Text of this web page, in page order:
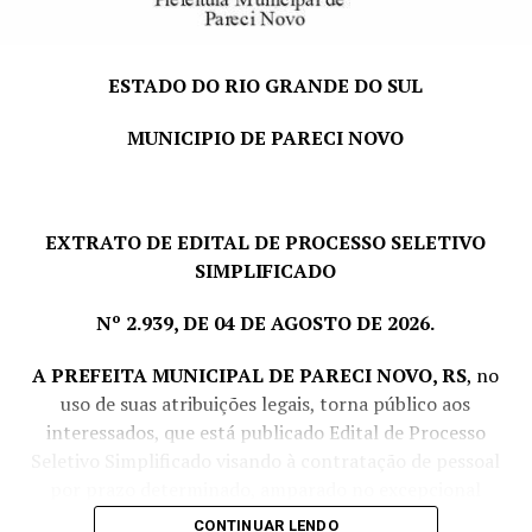
ESTADO DO RIO GRANDE DO SUL
MUNICIPIO DE PARECI NOVO
EXTRATO DE EDITAL DE PROCESSO SELETIVO
SIMPLIFICADO
Nº 2.939, DE 04 DE AGOSTO DE 2026.
A PREFEITA MUNICIPAL DE PARECI NOVO, RS, no
uso de suas atribuições legais, torna público aos
interessados, que está publicado Edital de Processo
interesse público, com fulcro no art. 37, IX da CF e Lei
CONTINUAR LENDO